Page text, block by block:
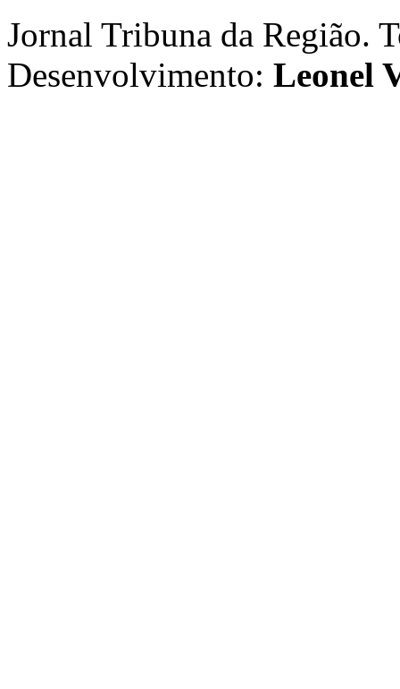
Jornal Tribuna da Região.
Desenvolvimento: Leonel